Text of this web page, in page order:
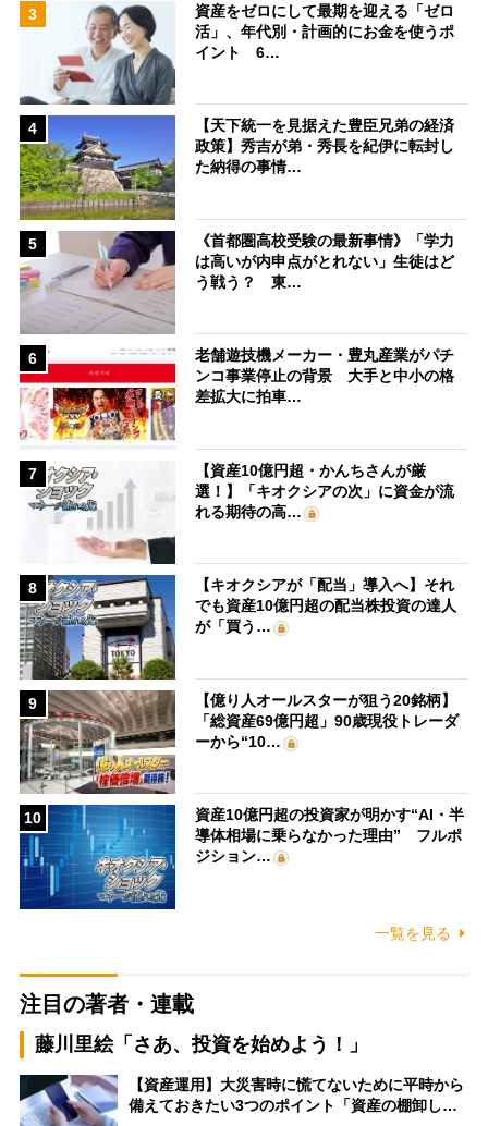
3
資産をゼロにして最期を迎える「ゼロ
活」、年代別・計画的にお金を使うポ
イント 6…
4
【天下統一を見据えた豊臣兄弟の経済
政策】秀吉が弟・秀長を紀伊に転封し
た納得の事情…
5
《首都圏高校受験の最新事情》「学力
は高いが内申点がとれない」生徒はど
う戦う？ 東…
6
老舗遊技機メーカー・豊丸産業がパチ
ンコ事業停止の背景 大手と中小の格
差拡大に拍車…
7
【資産10億円超・かんちさんが厳
選！】「キオクシアの次」に資金が流
れる期待の高…
8
【キオクシアが「配当」導入へ】それ
でも資産10億円超の配当株投資の達人
が「買う…
9
【億り人オールスターが狙う20銘柄】
「総資産69億円超」90歳現役トレーダ
ーから“10…
10
資産10億円超の投資家が明かす“AI・半
導体相場に乗らなかった理由” フルポ
ジション…
一覧を見る
注目の著者・連載
藤川里絵「さあ、投資を始めよう！」
【資産運用】大災害時に慌てないために平時から
備えておきたい3つのポイント「資産の棚卸し…